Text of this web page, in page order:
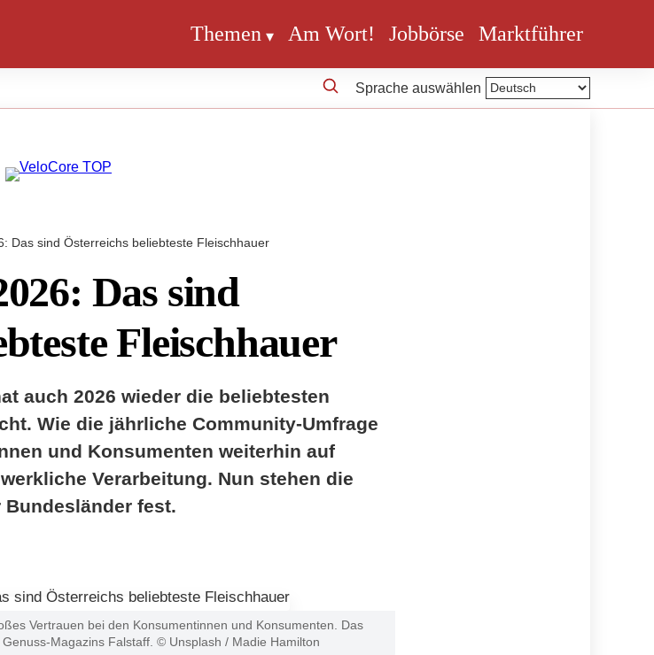
Themen Am Wort! Jobbörse Marktführer
Sprache auswählen
Das sind Österreichs beliebteste Fleischhauer
Das sind
Fleischhauer
auch 2026 wieder die beliebtesten
Wie die jährliche Community-Umfrage
und Konsumenten weiterhin auf
Verarbeitung. Nun stehen die
Bundesländer fest.
Vertrauen bei den Konsumentinnen und Konsumenten. Das
Magazins Falstaff. © Unsplash / Madie Hamilton